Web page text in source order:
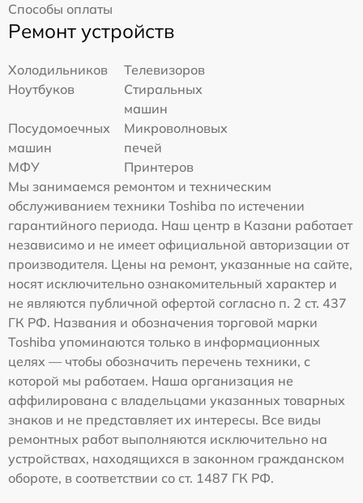
Способы оплаты
Ремонт устройств
Холодильников
Телевизоров
Ноутбуков
Стиральных
машин
Посудомоечных
машин
Микроволновых
печей
МФУ
Принтеров
Мы занимаемся ремонтом и техническим
обслуживанием техники Toshiba по истечении
гарантийного периода. Наш центр в Казани работает
независимо и не имеет официальной авторизации от
производителя. Цены на ремонт, указанные на сайте,
носят исключительно ознакомительный характер и
не являются публичной офертой согласно п. 2 ст. 437
ГК РФ. Названия и обозначения торговой марки
Toshiba упоминаются только в информационных
целях — чтобы обозначить перечень техники, с
которой мы работаем. Наша организация не
аффилирована с владельцами указанных товарных
знаков и не представляет их интересы. Все виды
ремонтных работ выполняются исключительно на
устройствах, находящихся в законном гражданском
обороте, в соответствии со ст. 1487 ГК РФ.